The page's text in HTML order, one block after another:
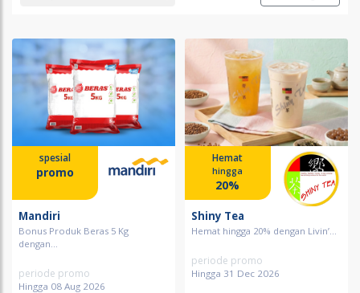
spesial
promo
Mandiri
Bonus Produk Beras 5 Kg
dengan...
periode promo
Hingga 08 Aug 2026
Hemat
hingga
20%
Shiny Tea
Hemat hingga 20% dengan Livin’...
periode promo
Hingga 31 Dec 2026